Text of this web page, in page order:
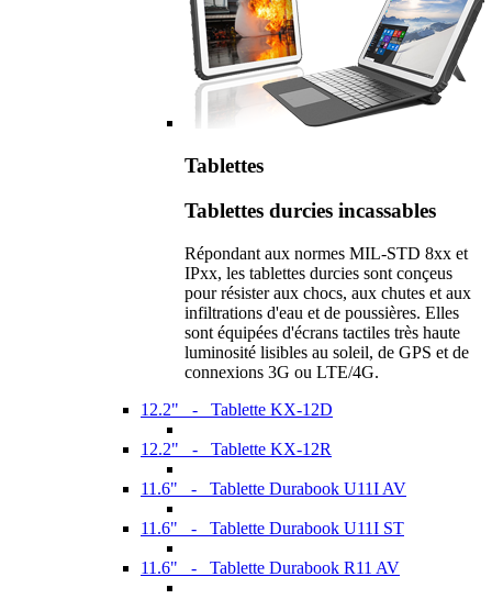
Tablettes
Tablettes durcies incassables
Répondant aux normes MIL-STD 8xx et
IPxx, les tablettes durcies sont conçeus
pour résister aux chocs, aux chutes et aux
infiltrations d'eau et de poussières. Elles
sont équipées d'écrans tactiles très haute
luminosité lisibles au soleil, de GPS et de
connexions 3G ou LTE/4G.
12.2" - Tablette KX-12D
12.2" - Tablette KX-12R
11.6" - Tablette Durabook U11I AV
11.6" - Tablette Durabook U11I ST
11.6" - Tablette Durabook R11 AV